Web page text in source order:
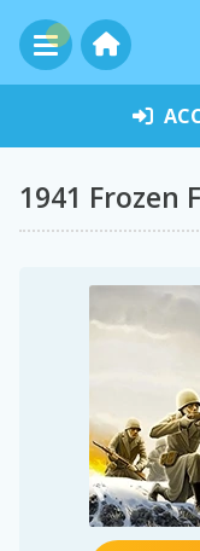
1941 Frozen